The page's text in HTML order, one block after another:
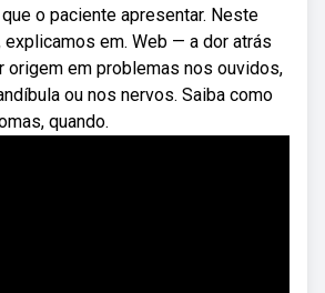
o paciente apresentar. Neste
em. Web — a dor atrás
origem em problemas nos ouvidos,
ou nos nervos. Saiba como
quando.